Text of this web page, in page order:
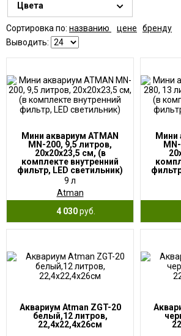
Цвета
Сортировка по: названию цене
бренду
Выводить:
Мини аквариум ATMAN
MN-200, 9,5 литров,
20х20х23,5 см, (в
комплекте внутренний
фильтр, LED светильник)
9 л
Atman
4 030руб.
Мини
Аквариум Atman ZGT-20
белый,12 литров,
22,4х22,4х26см